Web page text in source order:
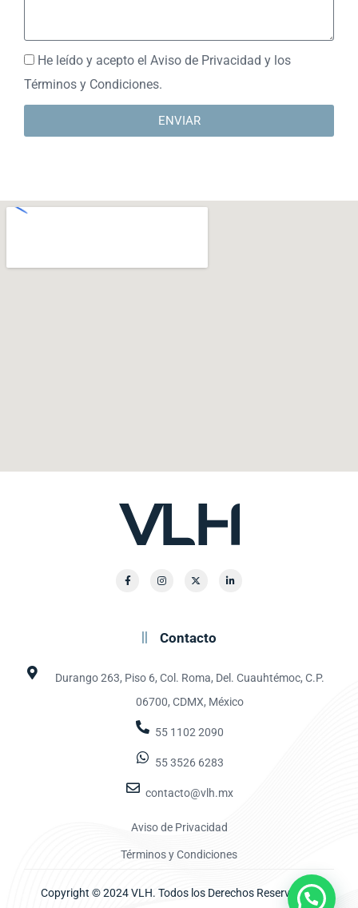
He leído y acepto el Aviso de Privacidad y los
Términos y Condiciones.
ENVIAR
Contacto
Durango 263, Piso 6, Col. Roma, Del. Cuauhtémoc, C.P.
06700, CDMX, México
55 1102 2090
55 3526 6283
contacto@vlh.mx
Aviso de Privacidad
Términos y Condiciones
Copyright © 2024 VLH. Todos los Derechos Reservados.